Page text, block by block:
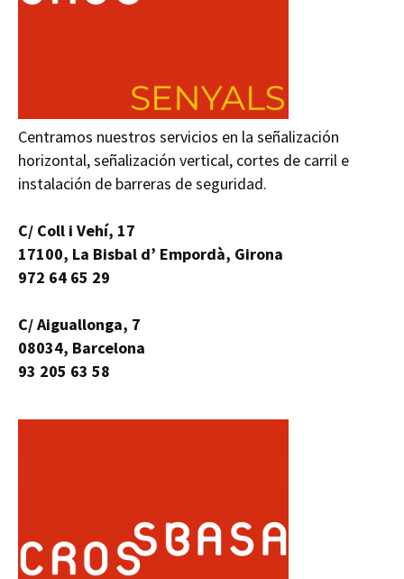
Centramos nuestros servicios en la señalización
horizontal, señalización vertical, cortes de carril e
instalación de barreras de seguridad.
C/ Coll i Vehí, 17
17100, La Bisbal d’ Empordà, Girona
972 64 65 29
C/ Aiguallonga, 7
08034, Barcelona
93 205 63 58